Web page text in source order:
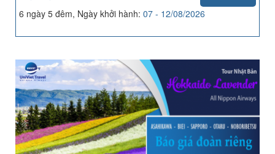
6 ngày 5 đêm, Ngày khởi hành: 07 - 12/08/2026